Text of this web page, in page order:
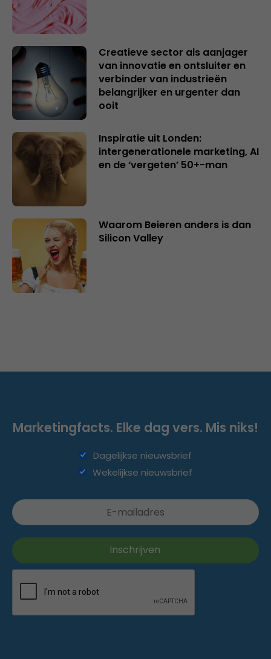
Creatieve sector als aanjager
van innovatie en ontsluiter en
verbinder van industrieën
belangrijker en urgenter dan
ooit
Inspiratie uit Londen:
intergenerationele marketing, AI
en de ‘vergeten’ 50+-man
Waarom Beieren anders is dan
Silicon Valley
Marketingfacts. Elke dag vers. Mis niks!
Dagelijkse nieuwsbrief
Wekelijkse nieuwsbrief